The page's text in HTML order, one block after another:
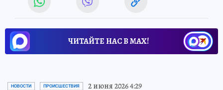
ЧИТАЙТЕ НАС В МАХ!
НОВОСТИ ПРОИСШЕСТВИЯ 2 июня 2026 4:29